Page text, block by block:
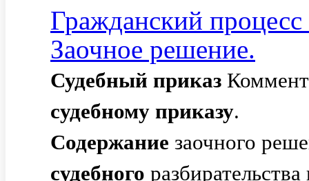
Гражданский
Заочное решение.
Судебный приказ
судебному приказу.
Содержание заочного
судебного